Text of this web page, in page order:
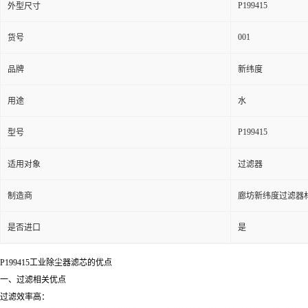
外型尺寸 P199415
货号 001
品牌 新纬度
用途 水
型号 P199415
适用对象 过滤器
制造商 廊坊新纬度过滤器
是否进口 是
P199415工业除尘器滤芯的优点
一、过滤相关优点
过滤效率高：